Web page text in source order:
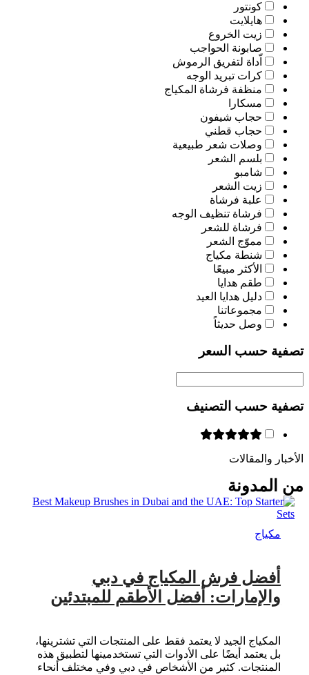
كونتور
هايلايت
زيت الخروع
صابونة الحواجب
اّداة لتفريق الرموش
كرات تبريد الوجه
منظفة فرشاة المكياج
مسكارا
حجاب شيفون
حجاب قطني
وصلات شعر طبيعية
بلسم الشعر
شامبو
زيت الشعر
علبة فرشاة
فرشاة تنظيف الوجه
فرشاة للشعر
مموّج الشعر
شنطة مكياج
الأكثر مبيعًا
طقم هدايا
دليل هدايا العيد
مجموعاتنا
وصل حديثاً
تصفية حسب السعر
تصفية حسب التصنيف
الأخبار والمقالات
من المدونة
مكياج
أفضل فرش المكياج في دبي
والإمارات: أفضل الأطقم للمبتدئين
المكياج الجيد لا يعتمد فقط على المنتجات التي تشترينها،
بل يعتمد أيضًا على الأدوات التي تستخدمينها لتطبيق هذه
المنتجات. كثير من الأشخاص في دبي وفي مختلف أنحاء